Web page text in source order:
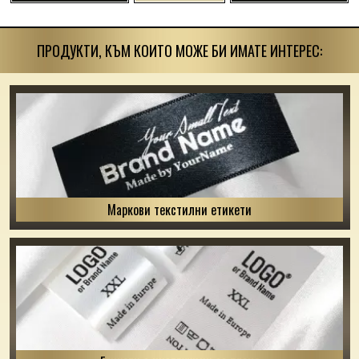
ПРОДУКТИ, КЪМ КОИТО МОЖЕ БИ ИМАТЕ ИНТЕРЕС:
Маркови текстилни етикети